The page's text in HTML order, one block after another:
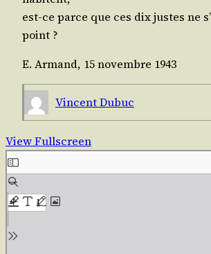
est-ce parce que ces dix justes ne
point ?
E. Armand, 15 novembre 1943
Vincent Dubuc
View Fullscreen